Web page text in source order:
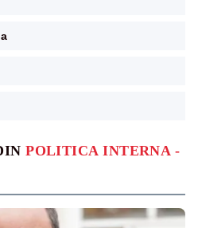
POLITICA INTERNA -